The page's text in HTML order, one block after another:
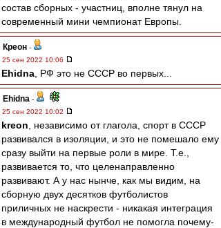
состав сборных - участниц, вполне тянул на
современный мини чемпионат Европы.
Креон -
25 сен 2022 10:06
Ehidna , РФ это не СССР во первых...
Ehidna -
25 сен 2022 10:02
kreon , независимо от глагола, спорт в СССР
развивался в изоляции, и это не помешало ему
сразу выйти на первые роли в мире. Т.е.,
развивается то, что целенаправленно
развивают. А у нас нынче, как мы видим, на
сборную двух десятков футболистов
приличных не наскрести - никакая интеграция
в международный футбол не помогла почему-